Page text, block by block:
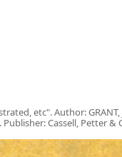
etc". Author:
Cassell, Petter &